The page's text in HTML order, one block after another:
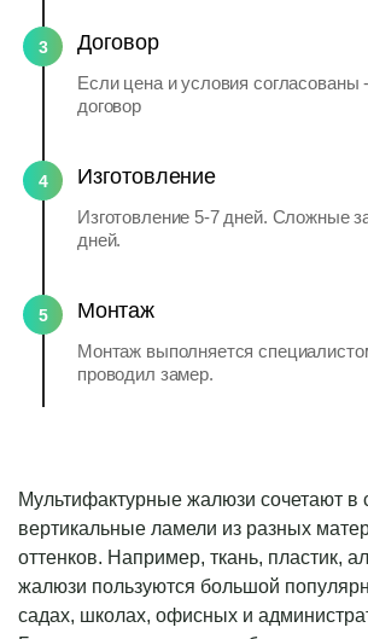
3 Договор
Если цена и условия согласованы
договор
4 Изготовление
Изготовление 5-7 дней. Сложные
дней.
5 Монтаж
Монтаж выполняется
проводил замер.
Мультифактурные жалюзи сочетают в
вертикальные ламели из разных
оттенков. Например, ткань, пластик,
жалюзи пользуются большой
садах, школах, офисных и